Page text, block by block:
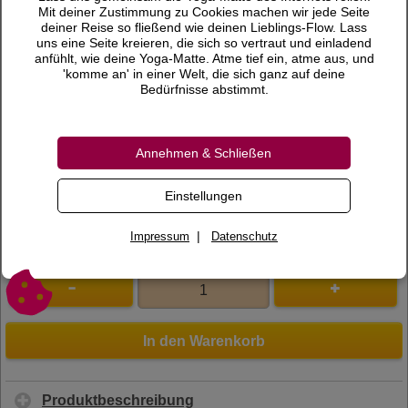
Preis 12,90 €
inkl. 7 % MwSt.
Versandkosten
Bewertungen
0 Bewertungen
Bewertung schreiben
100073
In den Warenkorb
Produktbeschreibung
Mit deiner Zustimmung zu Cookies machen wir jede Seite
deiner Reise so fließend wie deinen Lieblings-Flow. Lass
uns eine Seite kreieren, die sich so vertraut und einladend
anfühlt, wie deine Yoga-Matte. Atme tief ein, atme aus, und
'komme an' in einer Welt, die sich ganz auf deine
Bedürfnisse abstimmt.
Annehmen & Schließen
Einstellungen
Impressum | Datenschutz